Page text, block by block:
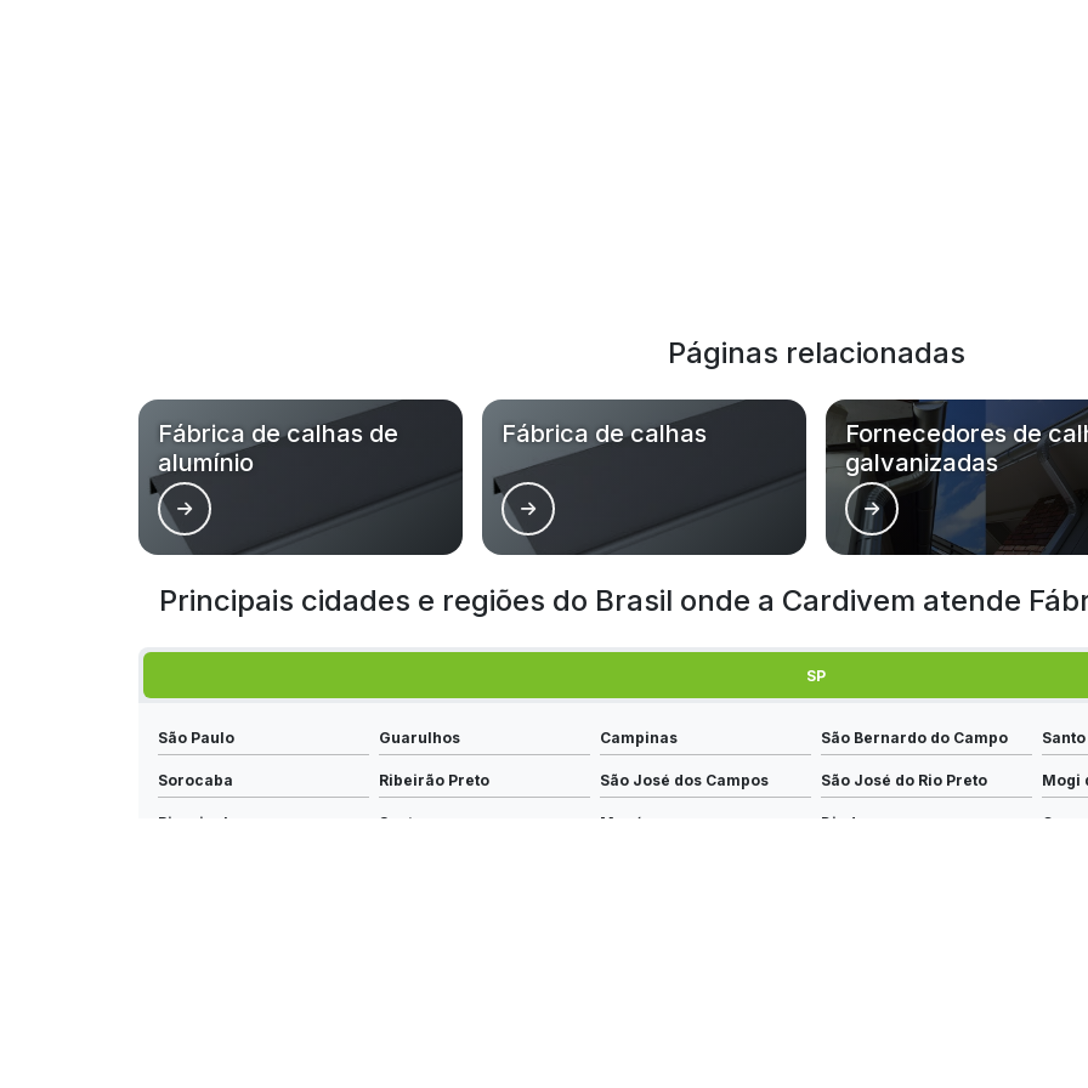
Páginas relacionadas
Fábrica de calhas de
alumínio
Fábrica de calhas
Fornecedores de
galvanizadas
Principais cidades e regiões do Brasil onde a Cardivem atende
SP
São Paulo Guarulhos Campinas São Bernardo do Campo
Sorocaba Ribeirão Preto São José dos Campos São José do Rio Preto Mogi
Piracicaba Santos Mauá Diadema